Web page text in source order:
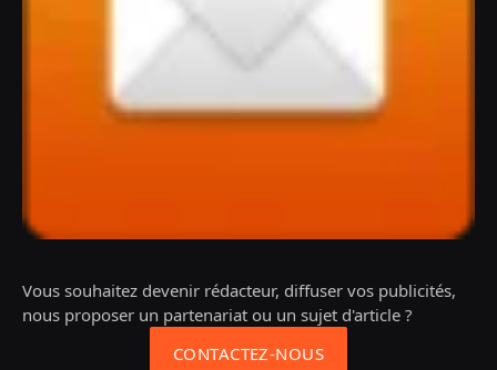
Vous souhaitez devenir rédacteur, diffuser vos publicités,
nous proposer un partenariat ou un sujet d'article ?
CONTACTEZ-NOUS